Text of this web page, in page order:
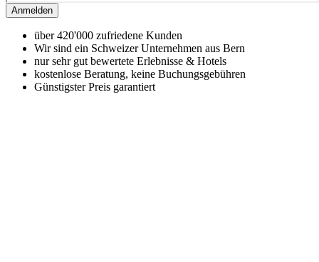
Anmelden
über 420'000 zufriedene Kunden
Wir sind ein Schweizer Unternehmen aus Bern
nur sehr gut bewertete Erlebnisse & Hotels
kostenlose Beratung, keine Buchungsgebühren
Günstigster Preis garantiert